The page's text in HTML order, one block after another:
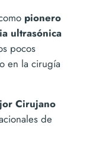
pionero
ultrasónica
pocos
en la cirugía
Cirujano
de